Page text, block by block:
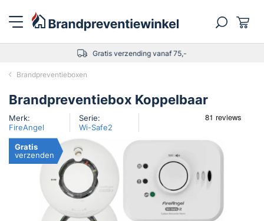
Gratis verzending vanaf 75,-
Brandpreventieboxen
Brandpreventiebox Koppelbaar
Merk:
FireAngel
Serie:
Wi-Safe2
Gratis
verzenden